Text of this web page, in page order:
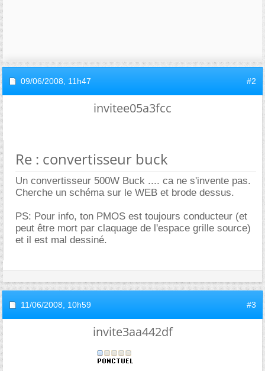
09/06/2008, 11h47 #2
invitee05a3fcc
Re : convertisseur buck
Un convertisseur 500W Buck .... ca ne s'invente pas.
Cherche un schéma sur le WEB et brode dessus.
PS: Pour info, ton PMOS est toujours conducteur (et
peut être mort par claquage de l'espace grille source)
et il est mal dessiné.
11/06/2008, 10h59 #3
invite3aa442df